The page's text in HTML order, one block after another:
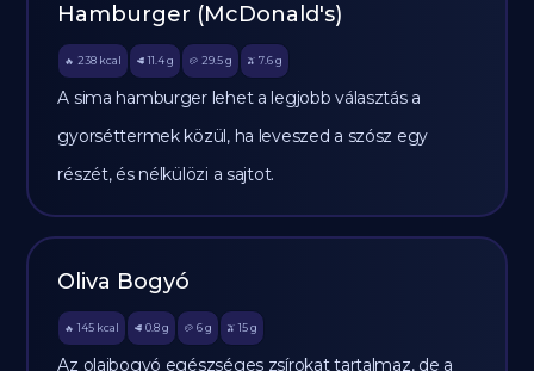
Hamburger (McDonald's)
🔥 238 kcal 🥩 11.4 g 🥔 29.5g 🫒 7.6 g
A sima hamburger lehet a legjobb választás a
gyorséttermek közül, ha leveszed a szósz egy
részét, és nélkülözi a sajtot.
Oliva Bogyó
🔥 145 kcal 🥩 0.8 g 🥔 6g 🫒 15 g
Az olajbogyó egészséges zsírokat tartalmaz, de a